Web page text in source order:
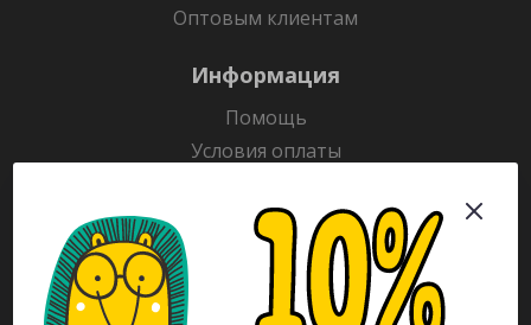
Оптовым клиентам
Информация
Помощь
Условия оплаты
Гарантия на товар
Раскраски
Рекламодателям